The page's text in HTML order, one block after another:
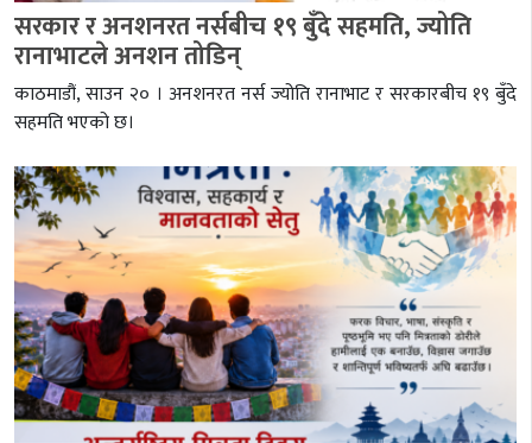
सरकार र अनशनरत नर्सबीच १९ बुँदे सहमति, ज्योति
रानाभाटले अनशन तोडिन्
काठमाडौं, साउन २० । अनशनरत नर्स ज्योति रानाभाट र सरकारबीच १९ बुँदे
सहमति भएको छ।